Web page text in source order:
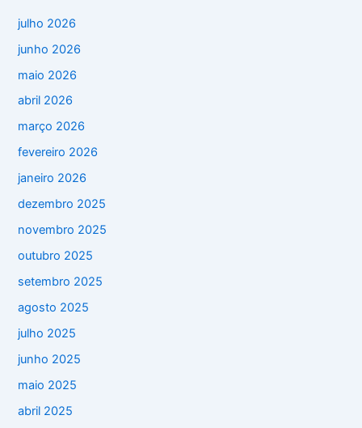
julho 2026
junho 2026
maio 2026
abril 2026
março 2026
fevereiro 2026
janeiro 2026
dezembro 2025
novembro 2025
outubro 2025
setembro 2025
agosto 2025
julho 2025
junho 2025
maio 2025
abril 2025